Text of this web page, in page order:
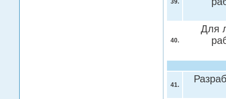
39.
40.
Для
41.